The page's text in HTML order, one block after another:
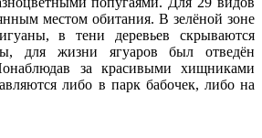
местом обитания. В зелёной зоне
в тени деревьев скрываются
для жизни ягуаров был отведён
за красивыми хищниками
либо в парк бабочек, либо на